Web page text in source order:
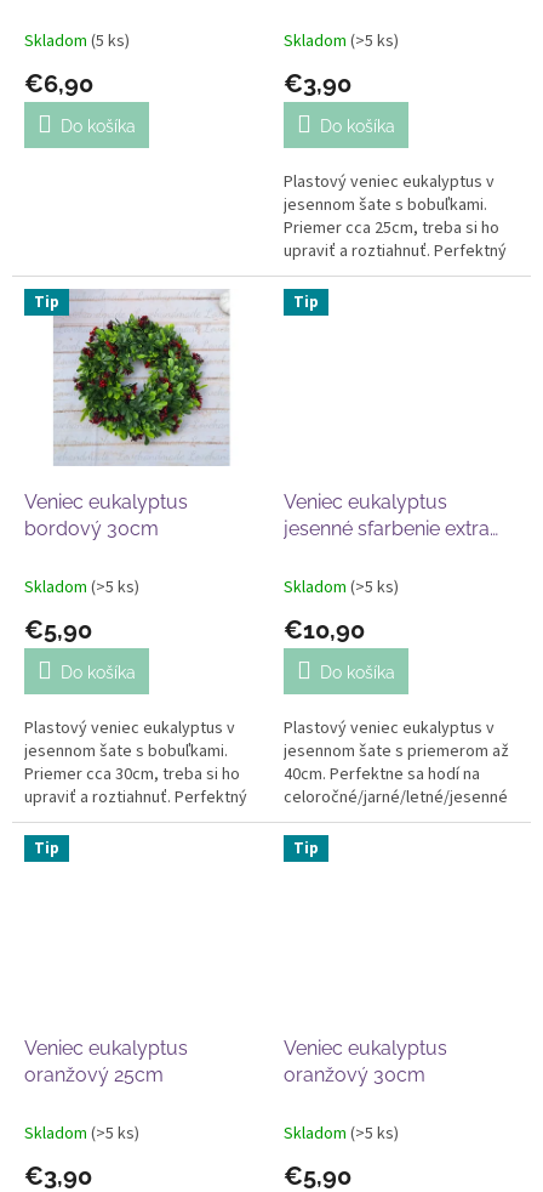
Skladom (5 ks)
€6,90
Do košíka
Skladom (>5 ks)
€3,90
Do košíka
Plastový veniec eukalyptus v
jesennom šate s bobuľkami.
Priemer cca 25cm, treba si ho
upraviť a roztiahnuť. Perfektný
na jesenné aranžovanie.
Tip
Veniec eukalyptus
bordový 30cm
Skladom (>5 ks)
€5,90
Do košíka
Plastový veniec eukalyptus v
jesennom šate s bobuľkami.
Priemer cca 30cm, treba si ho
upraviť a roztiahnuť. Perfektný
na jesenné aranžovanie.
Tip
Veniec eukalyptus
jesenné sfarbenie extra
Skladom (>5 ks)
€10,90
Do košíka
Plastový veniec eukalyptus v
jesennom šate s priemerom až
40cm. Perfektne sa hodí na
celoročné/jarné/letné/jesenné
aranžovanie. Top kvalita. Cena
za 1ks.
Tip
Veniec eukalyptus
oranžový 25cm
Skladom (>5 ks)
€3,90
Tip
Veniec eukalyptus
oranžový 30cm
Skladom (>5 ks)
€5,90